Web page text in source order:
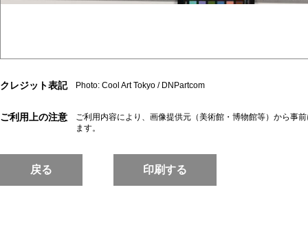
クレジット表記 Photo: Cool Art Tokyo / DNPartcom
ご利用上の注意
ご利用内容により、画像提供元（美術館・博物館等）から事
ます。
戻る 印刷する